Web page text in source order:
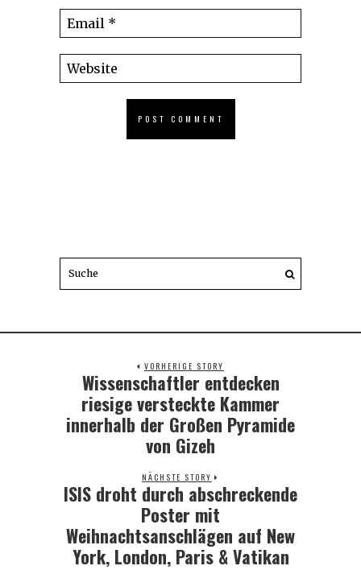
VORHERIGE STORY
Previous
post:
Wissenschaftler entdecken
riesige versteckte Kammer
innerhalb der Großen Pyramide
von Gizeh
NÄCHSTE STORY
Next
ISIS droht durch abschreckende
Poster mit
Weihnachtsanschlägen auf New
York, London, Paris & Vatikan